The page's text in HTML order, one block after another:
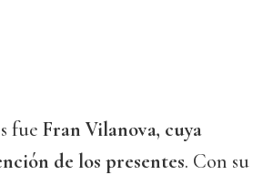
fue Fran Vilanova, cuya
de los presentes. Con su